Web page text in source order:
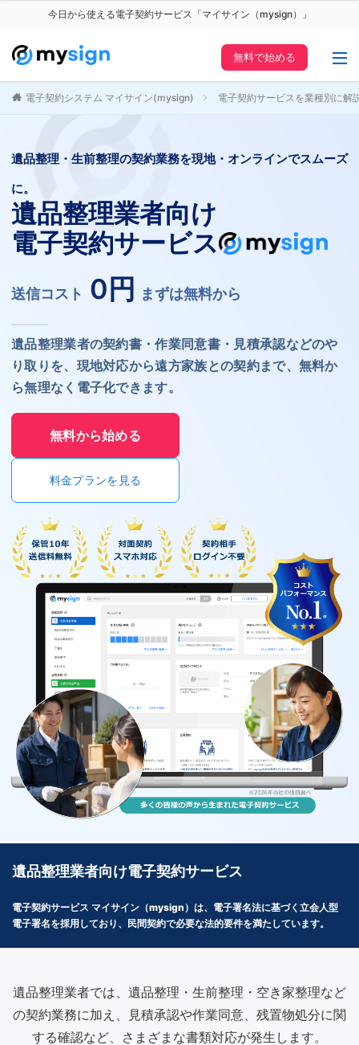
今日から使える電子契約サービス「マイサイン（mysign）」
無料で始める
電子契約システム マイサイン(mysign) 電子契約サービスを業種別に解
遺品整理・生前整理の契約業務を現地・オンラインでスムーズ
に。
遺品整理業者向け
電子契約サービス
送信コスト 0円 まずは無料から
遺品整理業者の契約書・作業同意書・見積承認などのや
り取りを、現地対応から遠方家族との契約まで、無料か
ら無理なく電子化できます。
無料から始める
料金プランを見る
遺品整理業者向け電子契約サービス
電子契約サービス マイサイン（mysign）は、電子署名法に基づく立会人型
電子署名を採用しており、民間契約で必要な法的要件を満たしています。
遺品整理業者では、遺品整理・生前整理・空き家整理など
の契約業務に加え、見積承認や作業同意、残置物処分に関
する確認など、さまざまな書類対応が発生します。